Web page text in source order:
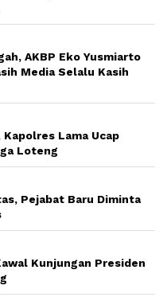
AKBP Eko Yusmiarto
Media Selalu Kasih
Lama Ucap
Loteng
Pejabat Baru Diminta
Kunjungan Presiden